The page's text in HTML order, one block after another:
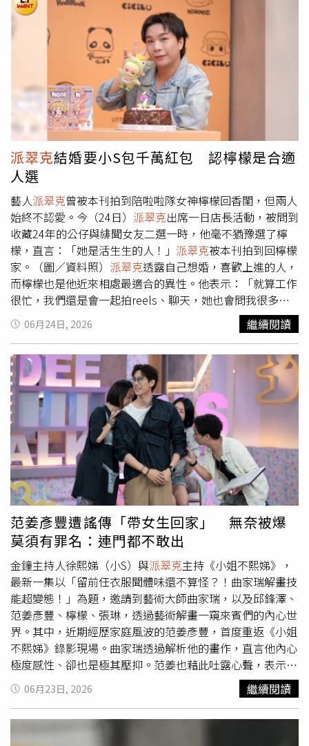
贊恩（Steve Zahn）也確認將重返劇組，延續精彩篇章。
《末日地堡》確定續訂第四季並將迎來最終篇章，為休豪伊
（Hugh Howey）《羊毛記》三部曲劃下完整史詩句點。第
一季與第二季完整集數已在 Apple TV熱播中，第三季將於
Apple TV 7月3日全球首播。
過層次豐富的聲音演繹，不僅忠實還原角色的真實情感，也
讓《海洋奇緣》電影中文版配音增添濃厚的海洋文化色彩與
音樂魅力。除了公布中文版配音陣容外，超人氣金鐘獎主持
也同步釋出全新影片，由他擔任駕駛親自接下班，
載著Makav真愛與Matzka展開笑料與音樂齊飛的午後旅程。
三人在車上暢聊配音幕後趣事、回顧首次接觸《海洋奇緣》
的記憶，更即興挑戰用日常用品為彼此敲打伴奏，展現兩人
的好默契。金鐘獎主持人派翠克（右前）暢聊《海洋奇緣》
電影中文版配音，Makav（左前）與Matzka大秀歌喉。（圖
／迪士尼影業提供）本以為三度為毛伊獻聲的Matzka早已
駕輕就熟，沒想到他直呼：「這次配音超難！」原來是因為
相較動畫版配音，真人版更講究與演員口型、呼吸節奏的精
準對位，連角色浮出海面時的吐氣聲都必須細緻調整，讓他
與Makav真愛都投入大量心力反覆調整，只為呈現最貼近角
色的聲音表現。Makav真愛也分享，如何透過聲音詮釋莫娜
從迷惘到勇敢成長的心境轉折，並透露自己從小就懷抱音樂
夢想：「我夢想過得葛萊美獎！」展現與莫娜相似的勇敢與
熱情。 派翠克更化身最佳旅伴，接連拋出幽默提問，讓整段
旅程笑聲不斷，影片尾聲，Makav真愛與Matzka更驚喜獻唱
電影歌曲〈海洋之心〉與〈別客氣〉，讓觀眾搶先感受中文
版卡司的超強實力與魅力。《海洋奇緣》真人版由《漢米爾
頓》導演湯瑪斯凱爾執導，並由巨石強森以真面目飾演受歡
迎的半神人毛伊，攜手新生代演員凱薩琳拉加阿雅飾演莫
娜。為迎接這場暑假最盛大的冒險，《海洋奇緣》真人版電
影預售票現已正式開賣！凡購買預售票，隨票贈限量「乘風
破浪版」A3海報；另購買特殊版本兩張，即可隨票贈限量雙
面海灘袋乙個，數量有限，送完為止。《海洋奇緣》真人版
將於7月8日（三）全台大銀幕中英文版同步登場。電影中文
配音版預告：
派翠克結婚要小S包千萬紅包 認檸檬是合適
人選
藝人派翠克曾被本刊拍到陪啦啦隊女神檸檬回香閨，但兩人
始終不認愛。今（24日） 派翠克出席一日店長活動，被問到
收藏24年的公仔與緋聞女友二選一時，他毫不猶豫選了檸
檬，直言：「她是活生生的人！」 派翠克被本刊拍到回檸檬
家。（圖／資料照） 派翠克透露自己想婚，喜歡上進的人，
而檸檬也是他近來相處最適合的異性。他表示：「就算工作
很忙，我們還是會一起拍reels、聊天，她也會問我很多問
題，彼此互相cover。」但他強調，「現階段相處蠻舒服
的，常常見面，一起進步很不錯」。
不敢說死自己與
檸檬後續發展。（圖／蘇聖倫攝）至於是否會朝更進一步關
係邁進， 派翠克則不敢說死，「很難說，我們相處沒什麼壓
力，如果變成另一種關係，會吵架或怎樣就不好了。」倘若
未來真的舉辦婚禮，他笑喊搭檔小S應該包8位數紅包，隨後
又補充：「她能出現我就已經很開心了！」
06月24日, 2026 繼續閱讀
范姜彥豐遭謠傳「帶女生回家」 無奈被爆
莫須有罪名：連門都不敢出
金鐘主持人徐熙娣（小S）與派翠克主持《小姐不熙娣》，
最新一集以「留前任衣服聞體味還不算怪？！曲家瑞解畫技
能超變態！」為題，邀請到藝術大師曲家瑞，以及邱鋒澤、
范姜彥豐、檸檬、張琳，透過藝術解畫一窺來賓們的內心世
界。其中，近期經歷家庭風波的范姜彥豐，首度重返《小姐
不熙娣》錄影現場。曲家瑞透過解析他的畫作，直言他內心
極度感性、卻也是極其壓抑。范姜也藉此吐露心聲，表示現
在只是想告訴大家「我很好，事情都過去了，希望能展現陽
光的一面」，但當小S指著畫作追問：「畫中的兩朵花，是
在暗示你還期待能再找到另一半嗎？」范姜則搖頭表示現階
段對感情不敢抱有任何期待。小S接著心疼詢問：「現在會
06月23日, 2026 繼續閱讀